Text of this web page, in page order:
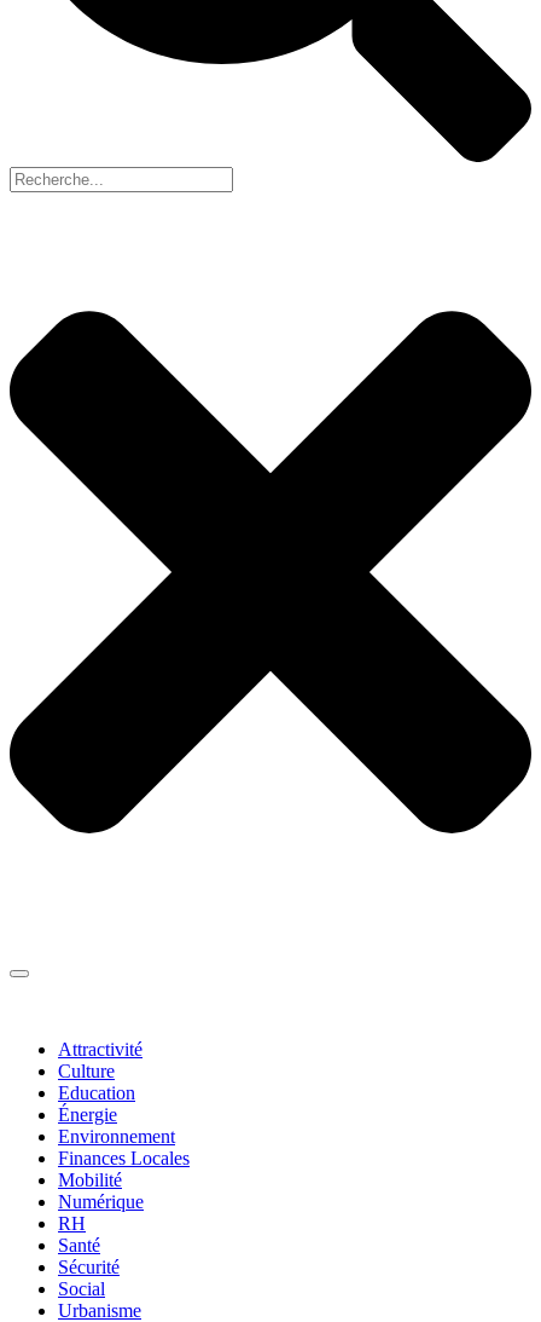
Attractivité
Culture
Education
Énergie
Environnement
Finances Locales
Mobilité
Numérique
RH
Santé
Sécurité
Social
Urbanisme